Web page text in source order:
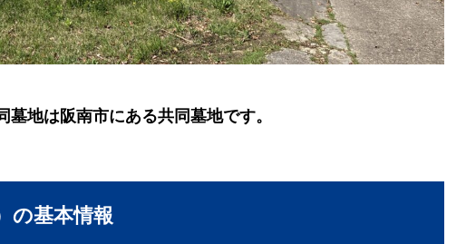
墓地は阪南市にある共同墓地です。
の基本情報